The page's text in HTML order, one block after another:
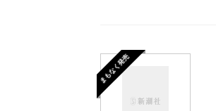
まもなく発売